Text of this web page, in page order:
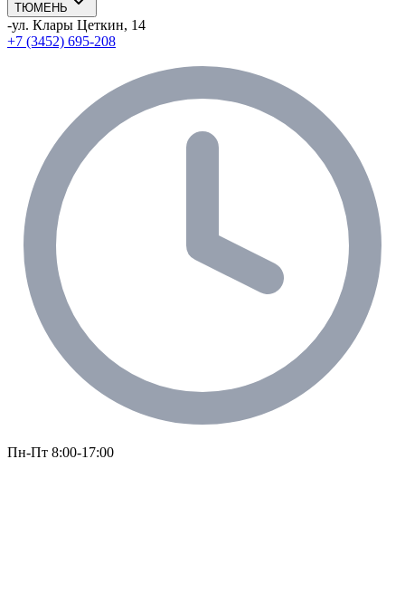
ТЮМЕНЬ
-ул. Клары Цеткин, 14
+7 (3452) 695-208
Пн-Пт 8:00-17:00